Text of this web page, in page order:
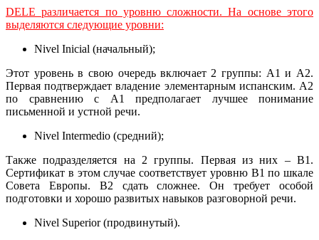
DELE различается по уровню сложности. На основе этого
выделяются следующие уровни:
Nivel Inicial (начальный);
Этот уровень в свою очередь включает 2 группы: А1 и А2.
Первая подтверждает владение элементарным испанским. A2
по сравнению с А1 предполагает лучшее понимание
письменной и устной речи.
Nivel Intermedio (средний);
Также подразделяется на 2 группы. Первая из них – B1.
Сертификат в этом случае соответствует уровню В1 по шкале
Совета Европы. B2 сдать сложнее. Он требует особой
подготовки и хорошо развитых навыков разговорной речи.
Nivel Superior (продвинутый).